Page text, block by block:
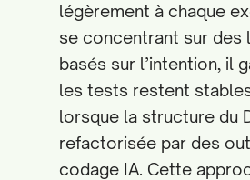
légèrement à chaque
se concentrant sur des
basés sur l’intention, il
les tests restent
lorsque la structure du
refactorisée par des
codage IA. Cette